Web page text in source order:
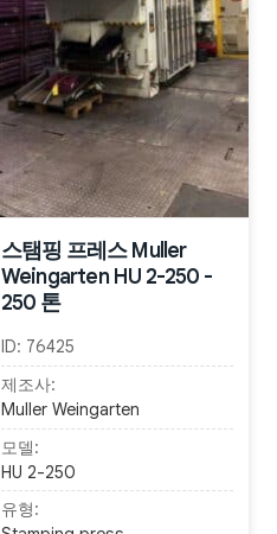
스탬핑 프레스 Muller
Weingarten HU 2-250 -
250 톤
ID: 76425
제조사:
Muller Weingarten
모델:
HU 2-250
유형: